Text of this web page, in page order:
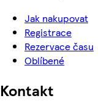
Jak nakupovat
Registrace
Rezervace času
Oblíbené
Kontakt